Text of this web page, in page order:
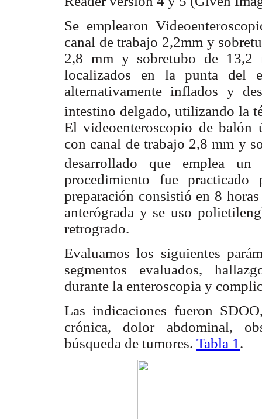
Se emplearon
canal de trabajo 2,2mm y
2,8 mm y sobretubo de 13,2
localizados en la punta del
alternativamente inflados y
intestino delgado, utilizando la
El videoenteroscopio de
con canal de trabajo 2,8 mm y
desarrollado que emplea
procedimiento fue
preparación consistió en 8
anterógrada y se uso
retrogrado.
Evaluamos los siguientes
segmentos evaluados,
durante la enteroscopia y
Las indicaciones fueron
crónica, dolor abdominal,
búsqueda de tumores. Tabla 1 .